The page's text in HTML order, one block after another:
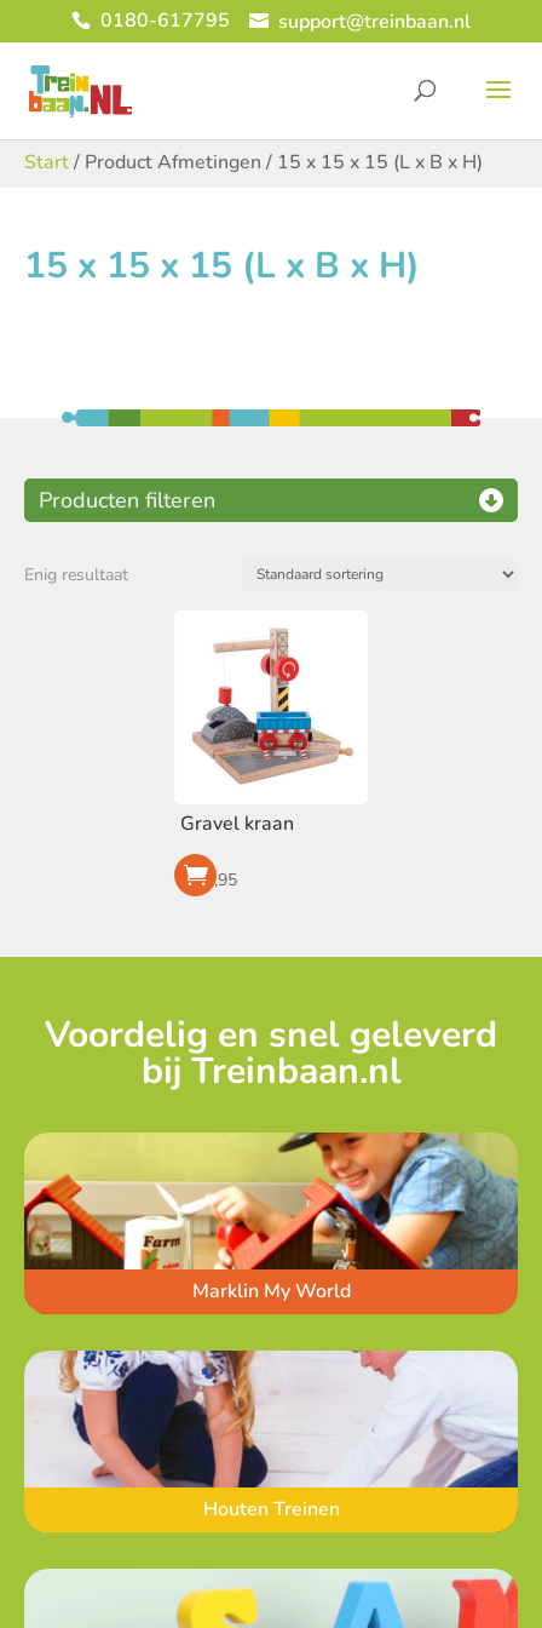
0180-617795 support@treinbaan.nl
Start/ Product Afmetingen / 15 x 15 x 15 (L x B x H)
15 x 15 x 15 (L x B x H)
Enig resultaat
Gravel kraan
€19,95
Voordelig en snel geleverd
bij Treinbaan.nl
Marklin My World
Houten Treinen